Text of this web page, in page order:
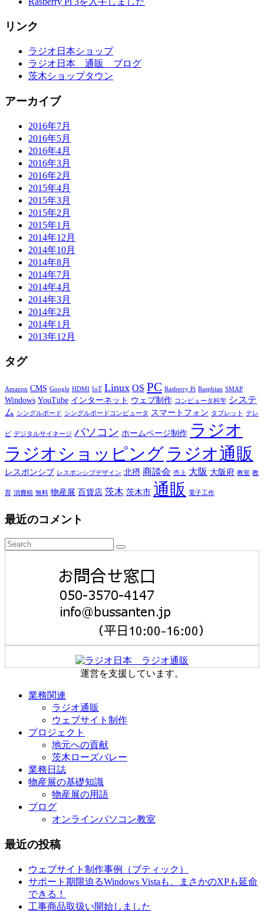
リンク
ラジオ日本ショップ
ラジオ日本 通販 ブログ
茨木ショップタウン
アーカイブ
2016年7月
2016年5月
2016年4月
2016年3月
2016年2月
2015年4月
2015年3月
2015年2月
2015年1月
2014年12月
2014年10月
2014年8月
2014年7月
2014年4月
2014年3月
2014年2月
2014年1月
2013年12月
タグ
Amazon CMS Google HDMI IoT Linux OS PC Rasberry Pi Raspbian SMAP
Windows YouTube インターネット ウェブ制作 コンピュータ科学 システ
ム
シングルボード シングルボードコンピュータ スマートフォン タブレット テレ
ビ デジタルサイネージ パソコン ホームページ制作 ラジオ
ラジオショッピング ラジオ通販
レスポンシブ レスポンシブデザイン 北摂 商談会 売上 大阪 大阪府 教室 教
育 消費税 無料 物産展 百貨店 茨木 茨木市 通販 電子工作
最近のコメント
運営を支援しています。
業務関連
ラジオ通販
ウェブサイト制作
プロジェクト
地元への貢献
茨木ローズバレー
業務日誌
物産展の基礎知識
物産展の用語
ブログ
オンラインパソコン教室
最近の投稿
ウェブサイト制作事例（ブティック）
サポート期限迫るWindows Vistaも、まさかのXPも延命
できる！
工事商品取扱い開始しました